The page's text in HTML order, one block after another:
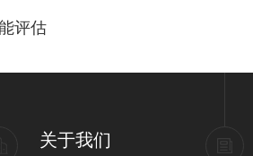
评估
关于我们